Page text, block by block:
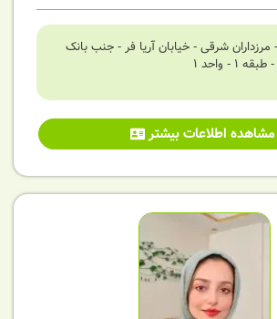
مرزداران شرقی - خیابان آریا فر - جنب بانک
مشاهده اطلاعات بیشتر